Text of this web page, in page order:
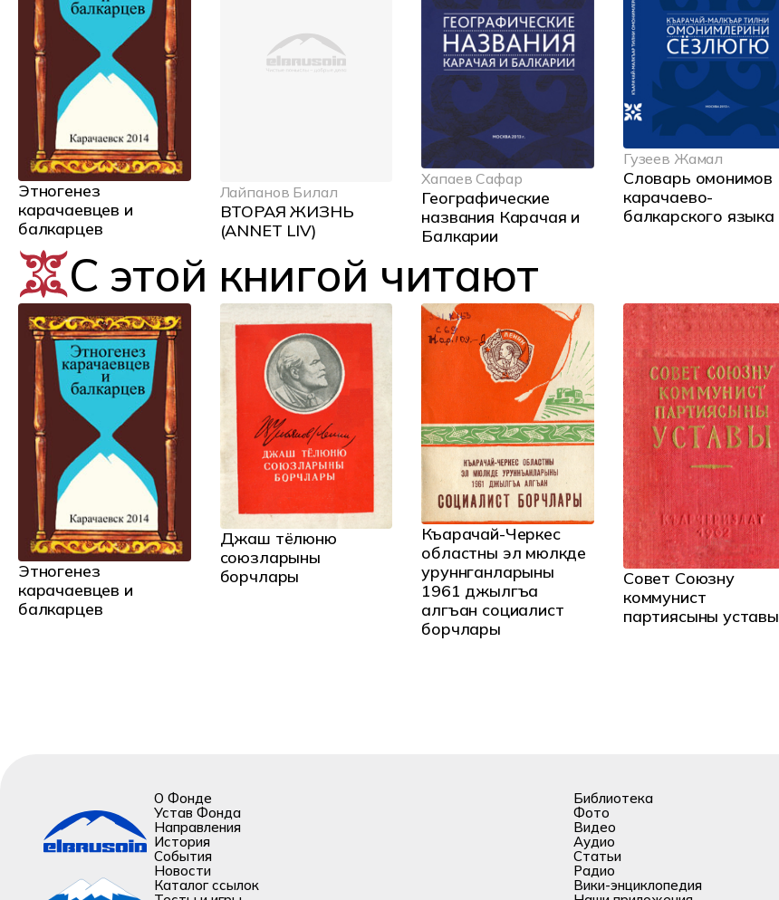
Этногенез
карачаевцев и
балкарцев
Лайпанов Билал
ВТОРАЯ ЖИЗНЬ
(ANNET LIV)
Хапаев Сафар
Географические
названия Карачая и
Балкарии
Гузеев Жамал
Словарь омонимов
карачаево-
балкарского языка
С этой книгой читают
Этногенез
карачаевцев и
балкарцев
Джаш тёлюню
союзларыны
борчлары
Къарачай-Черкес
областны эл мюлкде
уруннганларыны
1961 джылгъа
алгъан социалист
борчлары
Совет Союзну
коммунист
партиясыны уставы
О Фонде
Устав Фонда
Направления
История
События
Новости
Каталог ссылок
Библиотека
Фото
Видео
Аудио
Статьи
Радио
Вики-энциклопедия